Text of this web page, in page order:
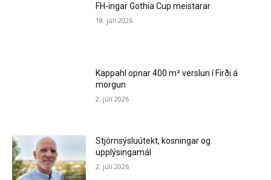
FH-ingar Gothia Cup meistarar
18. júlí 2026
Kappahl opnar 400 m² verslun í Firði á
morgun
2. júlí 2026
Stjórnsýsluútekt, kosningar og
upplýsingamál
2. júlí 2026